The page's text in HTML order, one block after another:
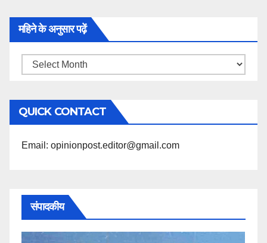
महिने के अनुसार पढ़ें
महिने
अनुसार
पढ़ें
QUICK CONTACT
Email: opinionpost.editor@gmail.com
संपादकीय